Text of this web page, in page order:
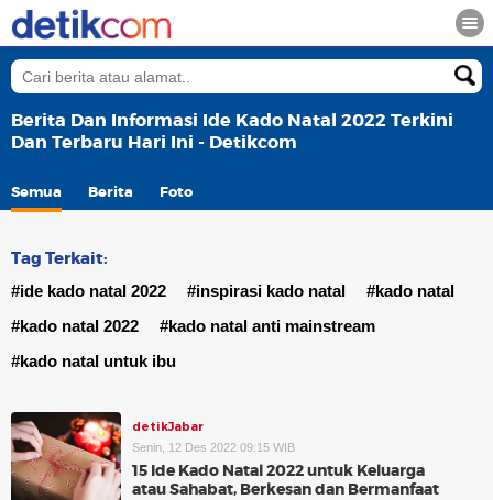
Berita Dan Informasi Ide Kado Natal 2022 Terkini
Dan Terbaru Hari Ini - Detikcom
Semua Berita Foto
Tag Terkait:
#ide kado natal 2022 #inspirasi kado natal
#kado natal
#kado natal 2022
#kado natal anti mainstream
#kado natal untuk ibu
detikJabar
Senin, 12 Des 2022 09:15 WIB
15 Ide Kado Natal 2022 untuk Keluarga
atau Sahabat, Berkesan dan Bermanfaat